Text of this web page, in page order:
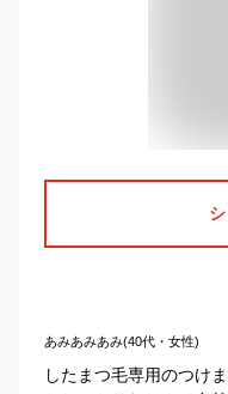
あみあみあみ(40代・女性)
したまつ毛専用のつけ